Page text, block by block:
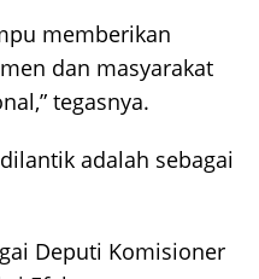
memberikan
dan masyarakat
tegasnya.
adalah sebagai
Deputi Komisioner